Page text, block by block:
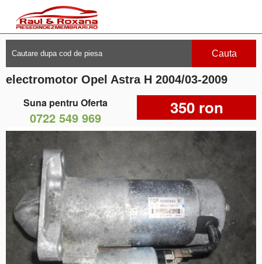
Cauta
electromotor Opel Astra H 2004/03-2009
Suna pentru Oferta
0722 549 969 350 ron